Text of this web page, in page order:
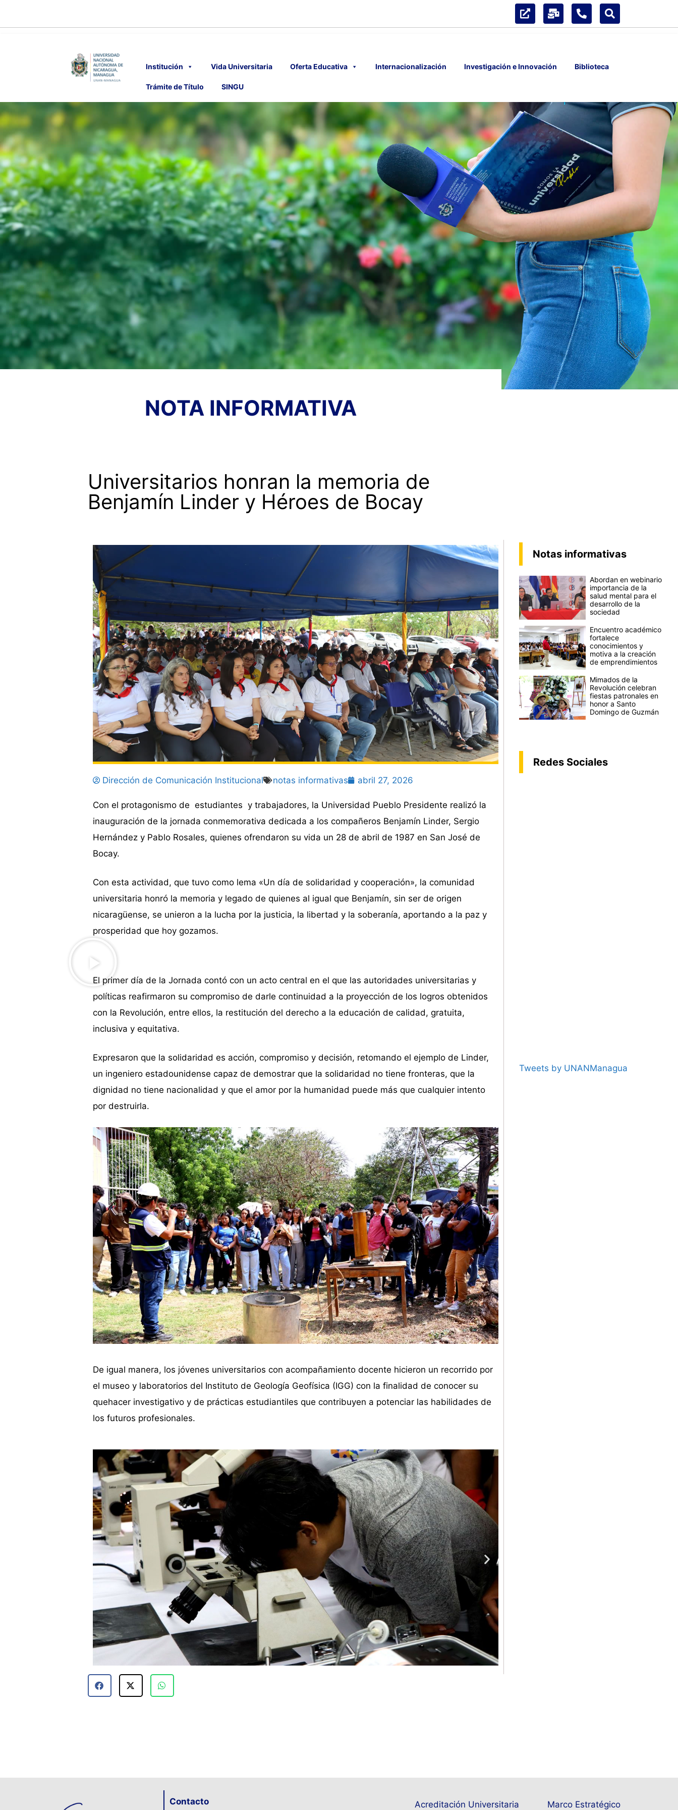
Institución Vida Universitaria Oferta Educativa Internacionalización Investigación e Innovación Biblioteca
Trámite de Título SINGU
NOTA INFORMATIVA
NOTICIAS
Universitarios honran la memoria de
Benjamín Linder y Héroes de Bocay
Dirección de Comunicación Institucional notas informativas abril 27, 2026
Con el protagonismo de estudiantes y trabajadores, la Universidad Pueblo Presidente realizó la
inauguración de la jornada conmemorativa dedicada a los compañeros Benjamín Linder, Sergio
Hernández y Pablo Rosales, quienes ofrendaron su vida un 28 de abril de 1987 en San José de
Bocay.
Con esta actividad, que tuvo como lema «Un día de solidaridad y cooperación», la comunidad
universitaria honró la memoria y legado de quienes al igual que Benjamín, sin ser de origen
nicaragüense, se unieron a la lucha por la justicia, la libertad y la soberanía, aportando a la paz y
prosperidad que hoy gozamos.
El primer día de la Jornada contó con un acto central en el que las autoridades universitarias y
políticas reafirmaron su compromiso de darle continuidad a la proyección de los logros obtenidos
con la Revolución, entre ellos, la restitución del derecho a la educación de calidad, gratuita,
inclusiva y equitativa.
Expresaron que la solidaridad es acción, compromiso y decisión, retomando el ejemplo de Linder,
un ingeniero estadounidense capaz de demostrar que la solidaridad no tiene fronteras, que la
dignidad no tiene nacionalidad y que el amor por la humanidad puede más que cualquier intento
por destruirla.
De igual manera, los jóvenes universitarios con acompañamiento docente hicieron un recorrido por
el museo y laboratorios del Instituto de Geología Geofísica (IGG) con la finalidad de conocer su
quehacer investigativo y de prácticas estudiantiles que contribuyen a potenciar las habilidades de
los futuros profesionales.
Notas informativas
Abordan en webinario
importancia de la
salud mental para el
desarrollo de la
sociedad
Encuentro académico
fortalece
conocimientos y
motiva a la creación
de emprendimientos
Mimados de la
Revolución celebran
fiestas patronales en
honor a Santo
Domingo de Guzmán
Redes Sociales
Tweets by UNANManagua
Contacto Acreditación Universitaria Marco Estratégico